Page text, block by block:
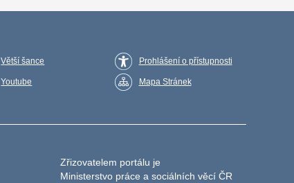
Větší šance
Youtube
Prohlášení o přístupnosti
Mapa Stránek
Zřizovatelem portálu je
Ministerstvo práce a sociálních věcí ČR